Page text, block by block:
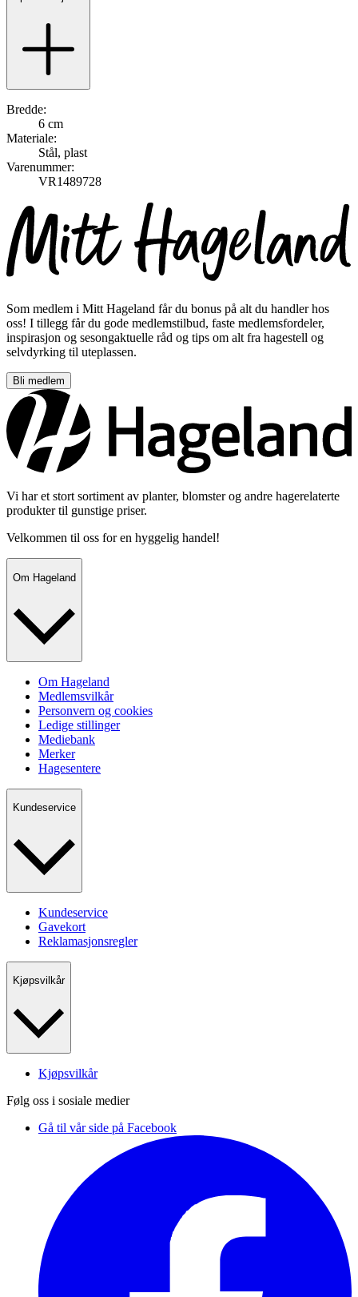
Bredde:
6 cm
Materiale:
Stål, plast
Varenummer:
VR1489728
Som medlem i Mitt Hageland får du bonus på alt du handler hos
oss! I tillegg får du gode medlemstilbud, faste medlemsfordeler,
inspirasjon og sesongaktuelle råd og tips om alt fra hagestell og
selvdyrking til uteplassen.
Bli medlem
Vi har et stort sortiment av planter, blomster og andre hagerelaterte
produkter til gunstige priser.
Velkommen til oss for en hyggelig handel!
Om Hageland
Om Hageland
Medlemsvilkår
Personvern og cookies
Ledige stillinger
Mediebank
Merker
Hagesentere
Kundeservice
Kundeservice
Gavekort
Reklamasjonsregler
Kjøpsvilkår
Kjøpsvilkår
Følg oss i sosiale medier
Gå til vår side på Facebook